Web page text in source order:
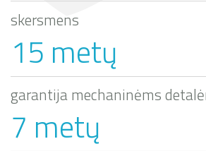
skersmens
15 metų
garantija mechaninėms
7 metų